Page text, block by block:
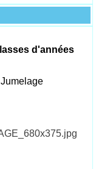
d'années